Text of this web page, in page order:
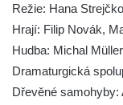
Režie: Hana
Hrají: Filip Novák,
Hudba: Michal Müller
Dramaturgická
Dřevěné